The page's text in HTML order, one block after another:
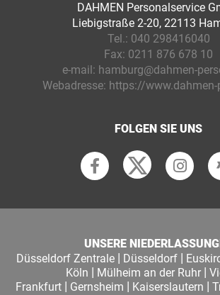
DAHMEN Personalservice
Liebigstraße 2-20, 22113
Tel.: 040 298416040
Fax: 0211 876 678 10
e-mail: hamburg@dahmen-
Webadresse: https://www.dahmen-
FOLGEN SIE UNS
UNSERE
Düsseldorf Zentrale| Düsseldorf|
Köln | Mülheim an der Ruhr|
Frankfurt | Gernsheim | Kaiserslautern |